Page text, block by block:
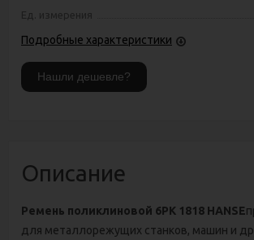
Ед. измерения
Подробные характеристики
Описание
Ремень поликлиновой 6РК 1818 HANSE
для металлорежущих станков, машин и